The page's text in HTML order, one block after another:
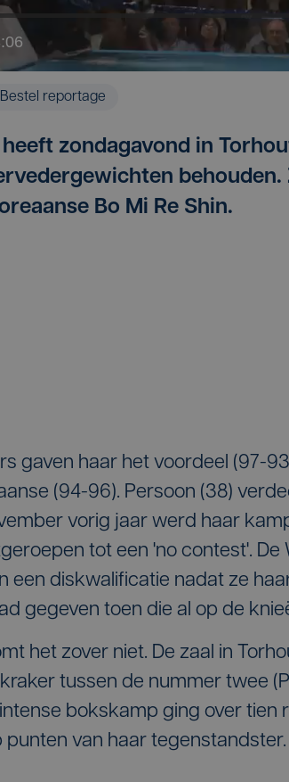
Bestel reportage
zondagavond in
Bo Mi Re Shin.
gaven haar het voordeel (97-
(94-96). Persoon (38)
vorig jaar werd haar
tot een 'no contest'. De
een diskwalificatie nadat ze
gegeven toen die al op de
het zover niet. De zaal in
tussen de nummer twee
bokskamp ging over tien
punten van haar tegenstandster.